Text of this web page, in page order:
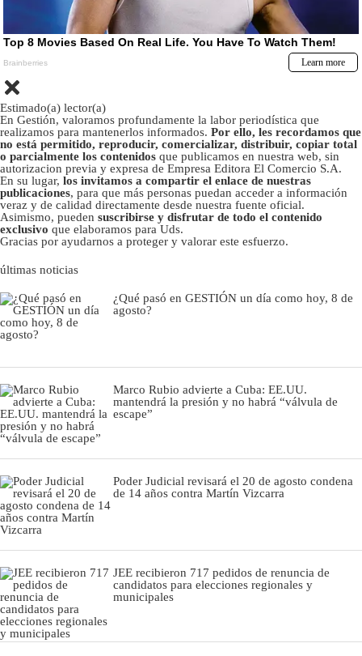
Estimado(a) lector(a)
En Gestión, valoramos profundamente la labor periodística que
realizamos para mantenerlos informados. Por ello, les recordamos que
no está permitido, reproducir, comercializar, distribuir, copiar total
o parcialmente los contenidos que publicamos en nuestra web, sin
autorizacion previa y expresa de Empresa Editora El Comercio S.A.
En su lugar, los invitamos a compartir el enlace de nuestras
publicaciones, para que más personas puedan acceder a información
veraz y de calidad directamente desde nuestra fuente oficial.
Asimismo, pueden suscribirse y disfrutar de todo el contenido
exclusivo que elaboramos para Uds.
Gracias por ayudarnos a proteger y valorar este esfuerzo.
últimas noticias
¿Qué pasó en GESTIÓN un día como hoy, 8 de
agosto?
Marco Rubio advierte a Cuba: EE.UU.
mantendrá la presión y no habrá “válvula de
escape”
Poder Judicial revisará el 20 de agosto condena
de 14 años contra Martín Vizcarra
JEE recibieron 717 pedidos de renuncia de
candidatos para elecciones regionales y
municipales